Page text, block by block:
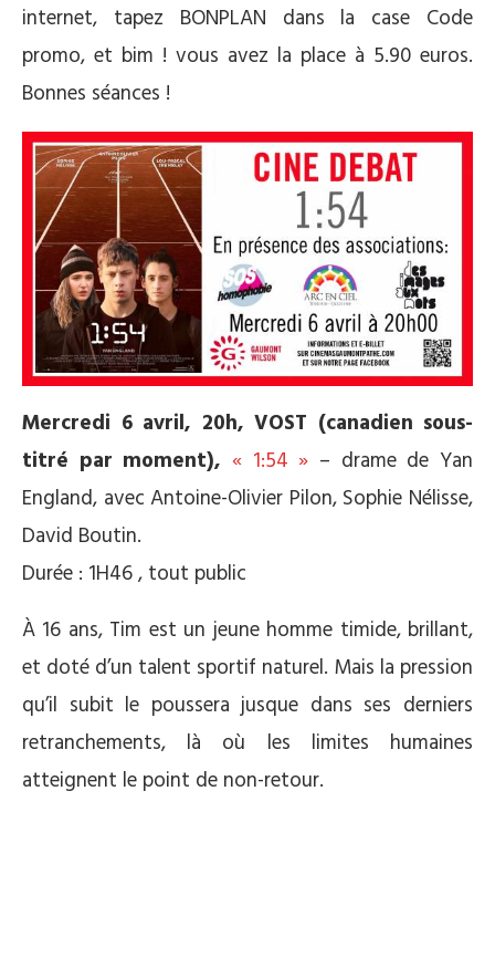
internet, tapez BONPLAN dans la case Code
promo, et bim ! vous avez la place à 5.90 euros.
Bonnes séances !
Mercredi 6 avril, 20h, VOST (canadien sous-
titré par moment), « 1:54 » – drame de Yan
England, avec Antoine-Olivier Pilon, Sophie Nélisse,
David Boutin.
Durée : 1H46 , tout public
À 16 ans, Tim est un jeune homme timide, brillant,
et doté d’un talent sportif naturel. Mais la pression
qu’il subit le poussera jusque dans ses derniers
retranchements, là où les limites humaines
atteignent le point de non-retour.